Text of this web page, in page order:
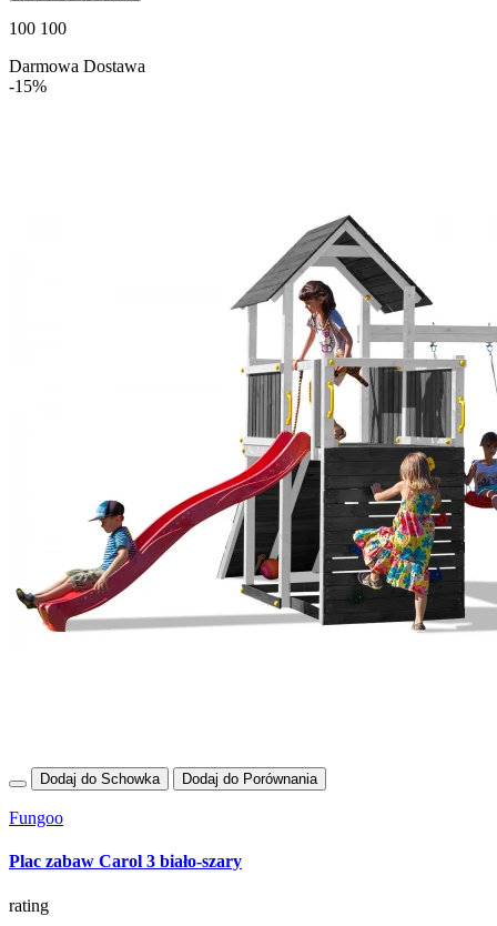
100 100
Darmowa Dostawa
-15%
Dodaj do Schowka Dodaj do Porównania
Fungoo
Plac zabaw Carol 3 biało-szary
rating